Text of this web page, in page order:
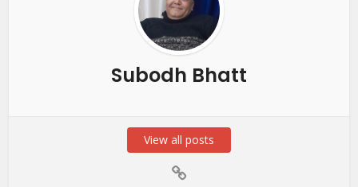
Subodh Bhatt
View all posts